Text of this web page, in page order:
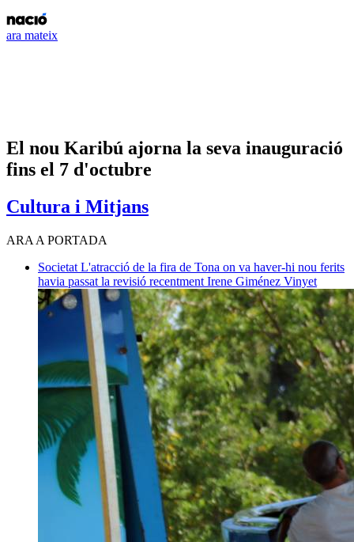
ara mateix
El nou Karibú ajorna la seva inauguració
fins el 7 d'octubre
Cultura i Mitjans
ARA A PORTADA
Societat L'atracció de la fira de Tona on va haver-hi nou ferits
havia passat la revisió recentment Irene Giménez Vinyet